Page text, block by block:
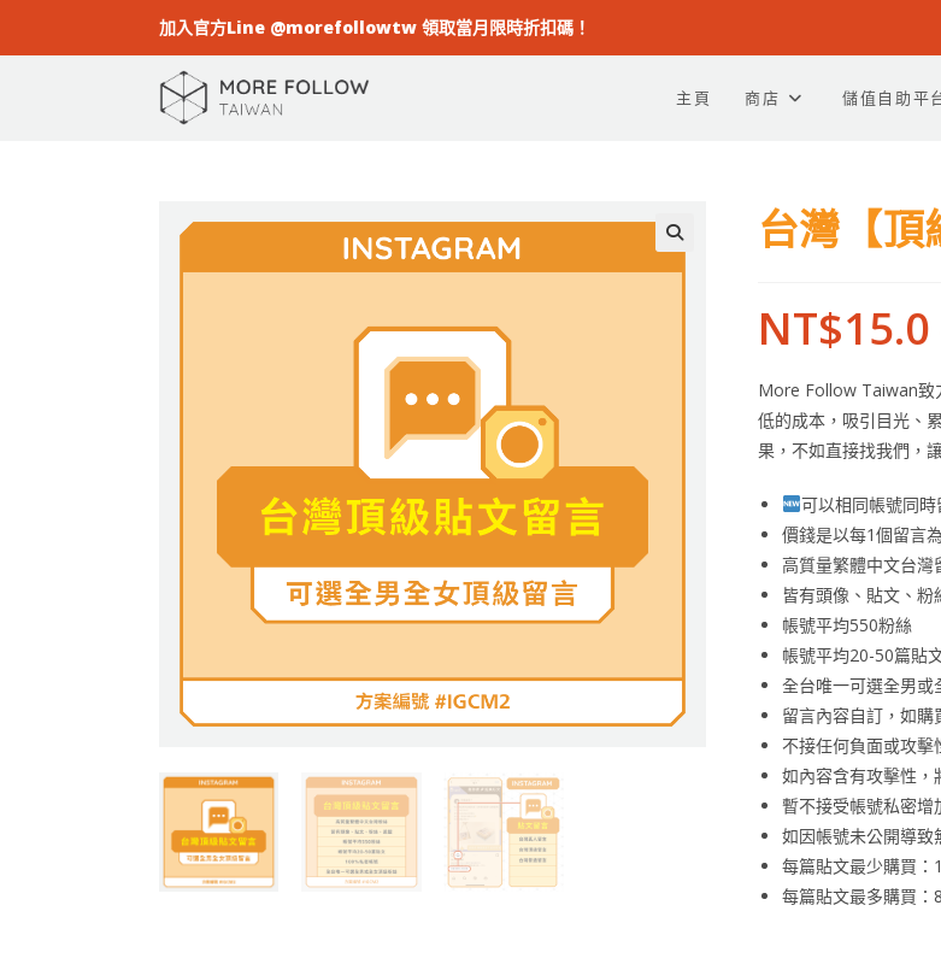
加入官方Line @morefollowtw 領取當月限時折扣碼！
主頁 商店 儲值自助平
台灣【頂
NT$15.0
More Follow Taiwan致
低的成本，吸引目光、
果，不如直接找我們，
可以相同帳號同
價錢是以每1個留言
高質量繁體中文台灣
皆有頭像、貼文、粉
帳號平均550粉絲
帳號平均20-50篇貼
全台唯一可選全男或
留言內容自訂，如
不接任何負面或攻
如內容含有攻擊性，
暫不接受帳號私密增
如因帳號未公開導致
每篇貼文最少購買：
每篇貼文最多購買：